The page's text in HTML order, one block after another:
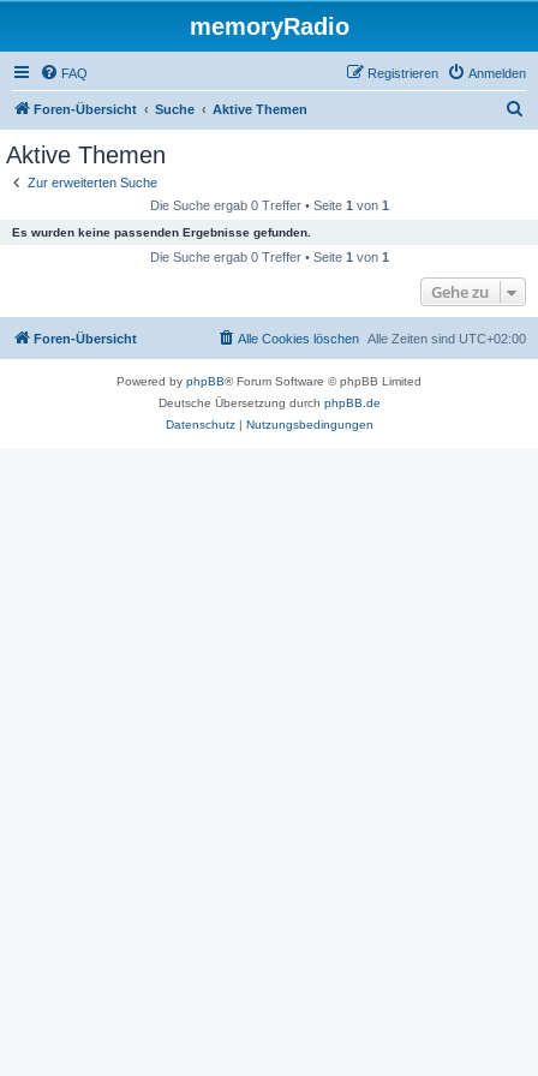
memoryRadio
FAQ Anmelden
Registrieren
Foren-Übersicht Suche Aktive Themen
Aktive Themen
Zur erweiterten Suche
Die Suche ergab 0 Treffer • Seite 1 von 1
Es wurden keine passenden Ergebnisse gefunden.
Die Suche ergab 0 Treffer • Seite 1 von 1
Gehe zu
Foren-Übersicht Alle Zeiten sind UTC+02:00
Alle Cookies löschen
Powered by phpBB® Forum Software © phpBB Limited
Deutsche Übersetzung durch phpBB.de
Datenschutz| Nutzungsbedingungen